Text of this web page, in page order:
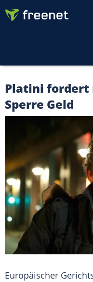
Platini fordert
Sperre Geld
Europäischer